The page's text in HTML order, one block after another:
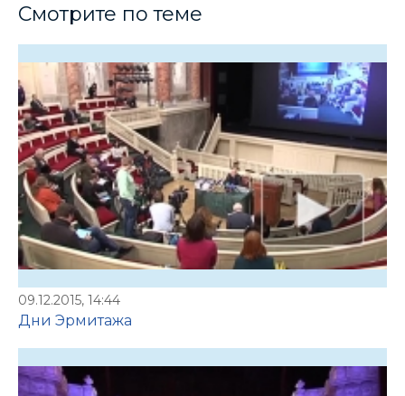
Смотрите по теме
09.12.2015, 14:44
Дни Эрмитажа